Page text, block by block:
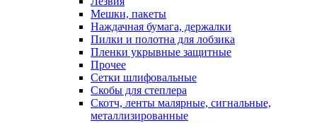
Мешки, пакеты
Наждачная бумага, держалки
Пилки и полотна для лобзика
Пленки укрывные защитные
Прочее
Сетки шлифовальные
Скобы для степлера
Скотч, ленты малярные, сигнальные,
металлизированные